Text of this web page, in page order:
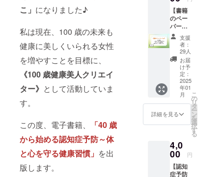
こ」 になりました♪
私は現在、100 歳の未来も
健康に美しくいられる女性
を増やすことを目標に、
《100 歳健康美人クリエイ
ター》 として活動していま
す。
この度、電子書籍、
「40 歳
から始める認知症予防～体
と心を守る健康習慣」 を出
版します。
取り方
法：電
子書籍
のダウ
ンロー
ドURL
をメー
ルにて
お送り
しま
す。 ＊
ダウン
ロード
期間：
ダウン
れてい
ますの
で、指
定の期
スレ
ターを
毎週お
届けし
ます。
提供方
法: メー
ルまた
は専用
のオン
ライン
プラッ
フォー
ムを通
供時
期：
2024年
10月か
【書籍
のペー
パー
バッ
ク】 電
子書籍
「40歳
から始
める認
知症予
防〜体
と心を
守る健
康習
慣」を
紙の本
お届け
しま
す。 提
供方法:
支援者
支援
者：
29人
お届
け予
定：
2025
年01
月
詳細を見る
こ
の
リ
タ
ー
ン
を
選
択
す
る
4,0
00 円
【認知
症予防